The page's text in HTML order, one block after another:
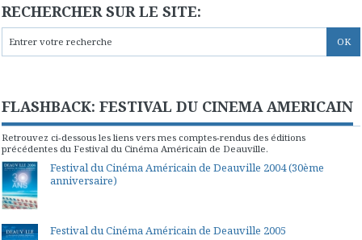
RECHERCHER SUR LE SITE:
FLASHBACK: FESTIVAL DU CINEMA AMERICAIN
Retrouvez ci-dessous les liens vers mes comptes-rendus des éditions
précédentes du Festival du Cinéma Américain de Deauville.
Festival du Cinéma Américain de Deauville 2004 (30ème
anniversaire)
Festival du Cinéma Américain de Deauville 2005